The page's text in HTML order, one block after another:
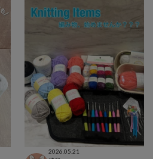
2026.05.21